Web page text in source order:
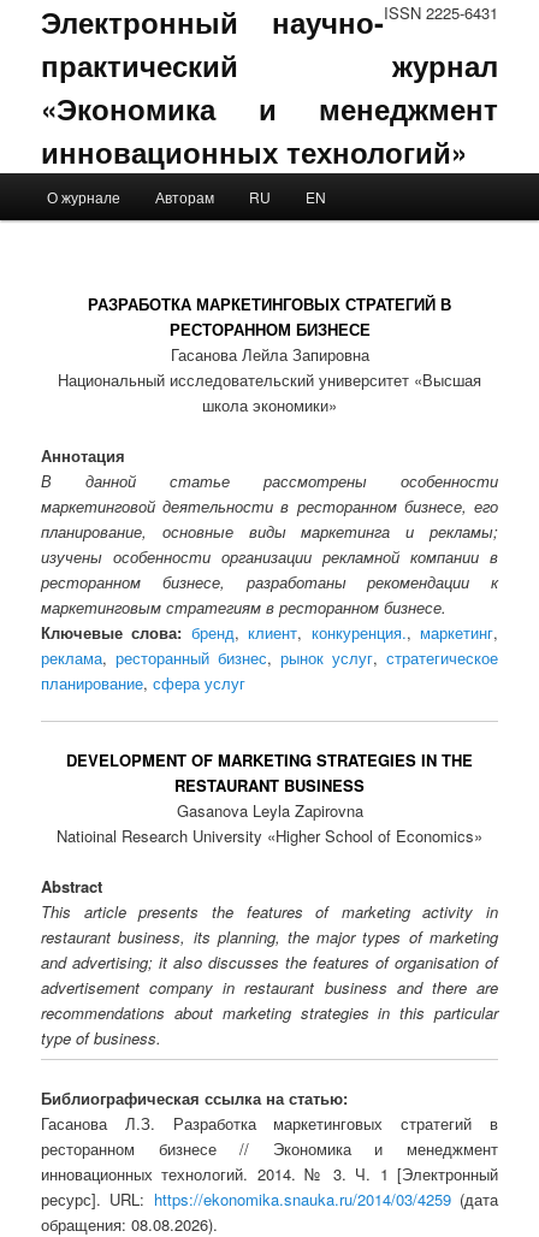
ISSN 2225-6431
Электронный научно-
практический журнал
«Экономика и менеджмент
инновационных технологий»
Skip to primary content
Skip to secondary content
О журнале Авторам RU EN
РАЗРАБОТКА МАРКЕТИНГОВЫХ СТРАТЕГИЙ В
РЕСТОРАННОМ БИЗНЕСЕ
Гасанова Лейла Запировна
Национальный исследовательский университет «Высшая
школа экономики»
Аннотация
В данной статье рассмотрены особенности
маркетинговой деятельности в ресторанном бизнесе, его
планирование, основные виды маркетинга и рекламы;
изучены особенности организации рекламной компании в
ресторанном бизнесе, разработаны рекомендации к
маркетинговым стратегиям в ресторанном бизнесе.
Ключевые слова: бренд,клиент, конкуренция., маркетинг,
реклама,ресторанный бизнес, рынок услуг, стратегическое
планирование,сфера услуг
DEVELOPMENT OF MARKETING STRATEGIES IN THE
RESTAURANT BUSINESS
Gasanova Leyla Zapirovna
Natioinal Research University «Higher School of Economics»
Abstract
This article presents the features of marketing activity in
restaurant business, its planning, the major types of marketing
and advertising; it also discusses the features of organisation of
advertisement company in restaurant business and there are
recommendations about marketing strategies in this particular
type of business.
Библиографическая ссылка на статью:
Гасанова Л.З. Разработка маркетинговых стратегий в
ресторанном бизнесе // Экономика и менеджмент
инновационных технологий. 2014. № 3. Ч. 1 [Электронный
ресурс]. URL: https://ekonomika.snauka.ru/2014/03/4259(дата
обращения: 08.08.2026).